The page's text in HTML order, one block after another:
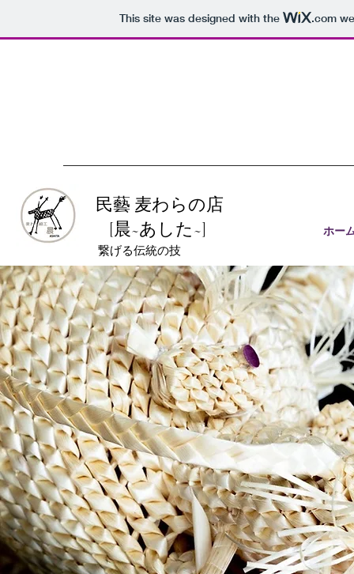
This site was designed with the .com
民藝 麦わらの店
[晨~あした~]
繋げる伝統の技
ホー